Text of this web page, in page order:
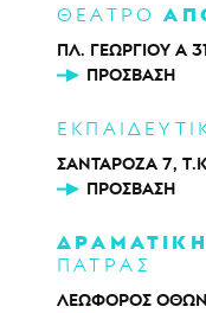
ΘΕΑΤΡΟ
ΠΛ. ΓΕΩΡΓΙΟΥ Α
ΠΡΌΣΒΑΣΗ
ΣΑΝΤΑΡΟΖΑ 7,
ΠΡΌΣΒΑΣΗ
ΠΑΤΡΑΣ
ΛΕΩΦΟΡΟΣ